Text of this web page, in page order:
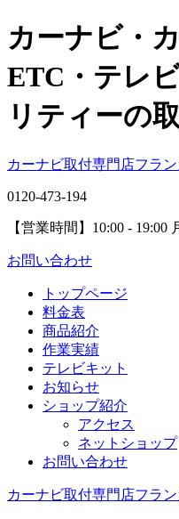
カーナビ・
ETC・テレ
リティーの
カーナビ取付専⾨店フラ
0120-473-194
【営業時間】 10:00 - 19:00
お問い合わせ
トップページ
料金表
商品紹介
作業実績
テレビキット
お知らせ
ショップ紹介
アクセス
ネットショップ
お問い合わせ
カーナビ取付専⾨店フラ